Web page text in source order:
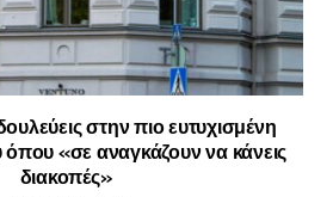
στην πιο ευτυχισμένη
«σε αναγκάζουν να κάνεις
διακοπές»